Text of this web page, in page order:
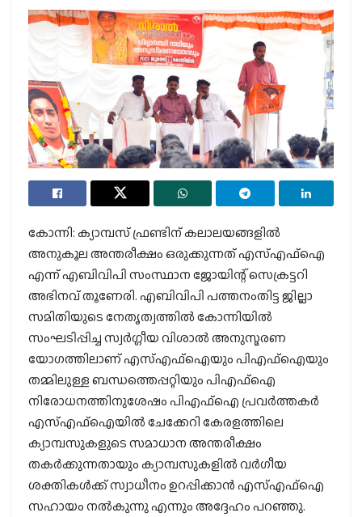
കോന്നി: ക്യാമ്പസ്‌ ഫ്രണ്ടിന് കലാലയങ്ങളിൽ
അനുകൂല അന്തരീക്ഷം ഒരുക്കുന്നത് എസ്എഫ്ഐ
എന്ന് എബിവിപി സംസ്ഥാന ജോയിന്റ് സെക്രട്ടറി
അഭിനവ് തൂണേരി. എബിവിപി പത്തനംതിട്ട ജില്ലാ
സമിതിയുടെ നേതൃത്വത്തിൽ കോന്നിയിൽ
സംഘടിപ്പിച്ച സ്വർഗ്ഗീയ വിശാൽ അനുസ്മരണ
യോഗത്തിലാണ് എസ്എഫ്ഐയും പിഎഫ്ഐയും
തമ്മിലുള്ള ബന്ധത്തെപ്പറ്റിയും പിഎഫ്ഐ
നിരോധനത്തിനുശേഷം പിഎഫ്ഐ പ്രവർത്തകർ
എസ്എഫ്ഐയിൽ ചേക്കേറി കേരളത്തിലെ
ക്യാമ്പസുകളുടെ സമാധാന അന്തരീക്ഷം
തകർക്കുന്നതായും ക്യാമ്പസുകളിൽ വർഗീയ
ശക്തികൾക്ക് സ്വാധീനം ഉറപ്പിക്കാൻ എസ്എഫ്ഐ
സഹായം നൽകുന്നു എന്നും അദ്ദേഹം പറഞ്ഞു.